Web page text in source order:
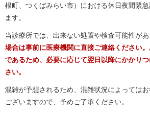
根町、つくばみらい市）における休日夜間緊
ます。
当診療所では、出来ない処置や検査可能性があ
場合は事前に医療機関に直接ご連絡ください
であるため、必要に応じて翌日以降にかかり
さい。
混雑が予想されるため、混雑状況によっては
ございますので、予めご了承ください。